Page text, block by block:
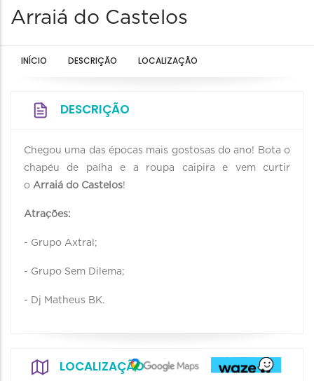
Arraiá do Castelos
INÍCIO DESCRIÇÃO LOCALIZAÇÃO
DESCRIÇÃO
Chegou uma das épocas mais gostosas do ano! Bota o
chapéu de palha e a roupa caipira e vem curtir
o Arraiá do Castelos!
Atrações:
- Grupo Axtral;
- Grupo Sem Dilema;
- Dj Matheus BK.
LOCALIZAÇÃO